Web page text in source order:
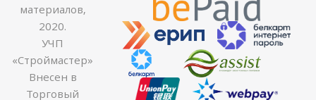
материалов,
2020.
УЧП
«Строймастер»
Внесен в
Торговый